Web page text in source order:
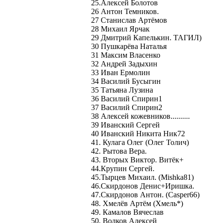
25.Алексей Болотов
26 Антон Темников.
27 Станислав Артёмов
28 Михаил Ярчак
29 Дмитрий Капелькин. ТАГИЛ)
30 Пушкарёва Наталья
31 Максим Власенко
32 Андрей Задыхин
33 Иван Ермолин
34 Василий Бусыгин
35 Татьяна Лузина
36 Василий Спирин1
37 Василий Спирин2
38 Алексей кожевников..........
39 Иванский Сергей
40 Иванский Никита Ник72
41. Кулага Олег (Олег Толич)
42. Рытова Вера.
43. Вторых Виктор. Витёк+
44.Крупин Сергей.
45.Тырцев Михаил. (Mishka81)
46.Скирдонов Денис+Иришка.
47.Скирдонов Антон. (Сasper66)
48. Хмелёв Артём (Хмель*)
49. Камалов Вячеслав
50. Волков Алексей